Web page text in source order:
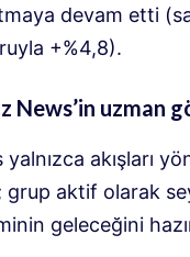
devam etti
+%4,8).
News’in uzman
yalnızca akışları
grup aktif olarak
geleceğini